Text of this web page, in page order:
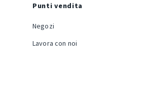
Punti vendita
Negozi
Lavora con noi